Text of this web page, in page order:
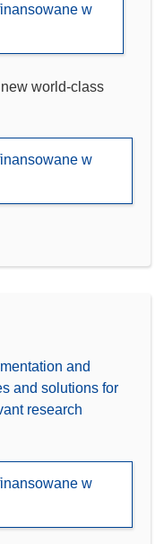
w
world-class
w
and
and solutions for
research
w